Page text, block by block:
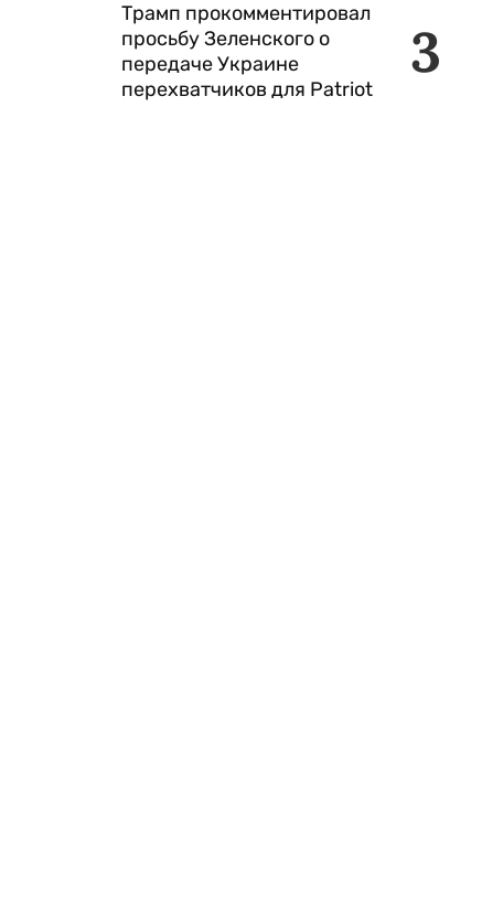
3
Трамп прокомментировал
просьбу Зеленского о
передаче Украине
перехватчиков для Patriot